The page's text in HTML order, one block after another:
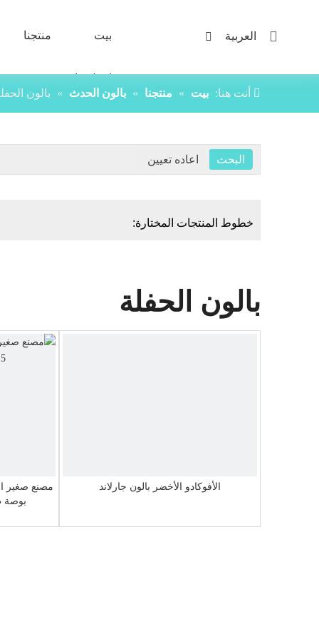
بيت منتجنا
اتصل بنا
العربية
أنت هنا: بيت » منتجنا » بالون الحدث » بالون
خطوط المنتجات المختارة:
بالون الحفلة
الأفوكادو الأخضر بالون جارلاند
بوصة